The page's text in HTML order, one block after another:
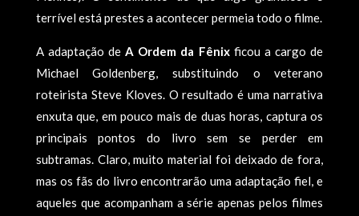
terrível está prestes a acontecer permeia todo o filme.
A adaptação deA Ordem da Fênixficou a cargo de
Michael Goldenberg, substituindo o veterano
roteirista Steve Kloves. O resultado é uma narrativa
enxuta que, em pouco mais de duas horas, captura os
principais pontos do livro sem se perder em
subtramas. Claro, muito material foi deixado de fora,
mas os fãs do livro encontrarão uma adaptação fiel, e
aqueles que acompanham a série apenas pelos filmes